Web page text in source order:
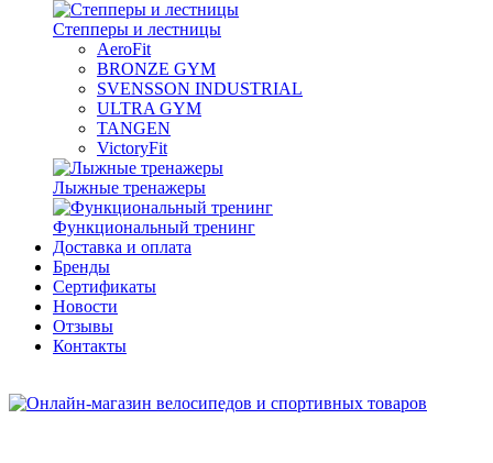
Степперы и лестницы
AeroFit
BRONZE GYM
SVENSSON INDUSTRIAL
ULTRA GYM
TANGEN
VictoryFit
Лыжные тренажеры
Функциональный тренинг
Доставка и оплата
Бренды
Сертификаты
Новости
Отзывы
Контакты